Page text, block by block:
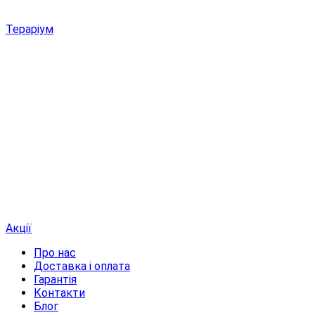
Тераріум
Акції
Про нас
Доставка і оплата
Гарантія
Контакти
Блог